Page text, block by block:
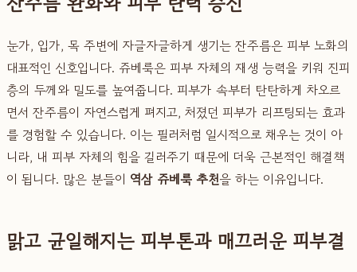
눈가, 입가, 목 주변에 자글자글하게 생기는 잔주름은 피부 노화의
대표적인 신호입니다. 쥬베룩은 피부 자체의 재생 능력을 키워 진피
층의 두께와 밀도를 높여줍니다. 피부가 속부터 탄탄하게 차오르
면서 잔주름이 자연스럽게 펴지고, 처졌던 피부가 리프팅되는 효과
를 경험할 수 있습니다. 이는 필러처럼 일시적으로 채우는 것이 아
니라, 내 피부 자체의 힘을 길러주기 때문에 더욱 근본적인 해결책
이 됩니다. 많은 분들이 역삼 쥬베룩 추천을 하는 이유입니다.
맑고 균일해지는 피부톤과 매끄러운 피부결